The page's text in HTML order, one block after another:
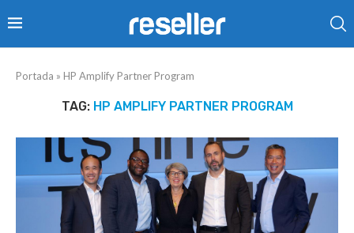
Portada » HP Amplify Partner Program
TAG: HP AMPLIFY PARTNER PROGRAM